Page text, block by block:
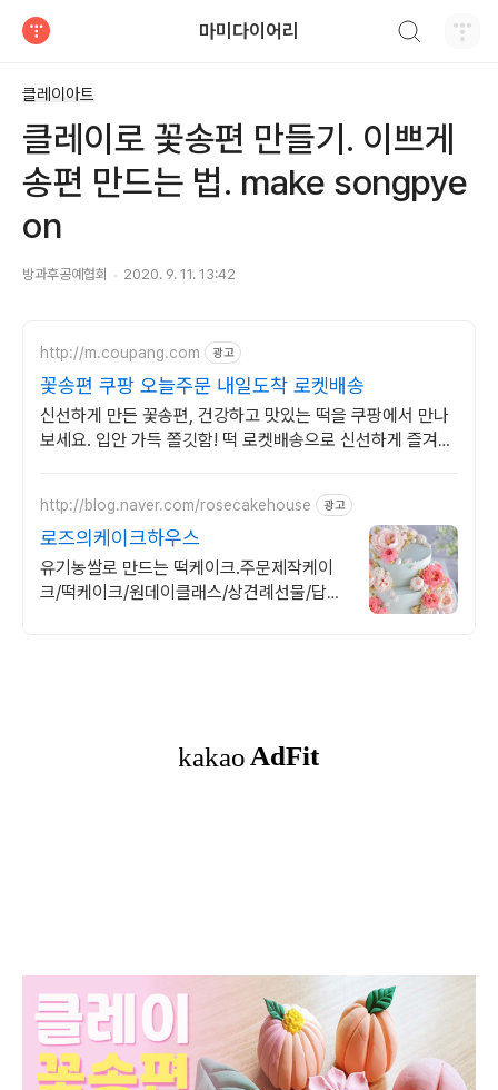
마미다이어리
클레이아트
클레이로 꽃송편 만들기. 이쁘게
송편 만드는 법. make songpye
on
방과후공예협회 2020. 9. 11. 13:42
http://m.coupang.com 광고
꽃송편 쿠팡 오늘주문 내일도착 로켓배송
신선하게 만든 꽃송편, 건강하고 맛있는 떡을 쿠팡에서 만나
보세요. 입안 가득 쫄깃함! 떡 로켓배송으로 신선하게 즐겨보
http://blog.naver.com/rosecakehouse 광고
로즈의케이크하우스
유기농쌀로 만드는 떡케이크.주문제작케이
크/떡케이크/원데이클래스/상견례선물/답례